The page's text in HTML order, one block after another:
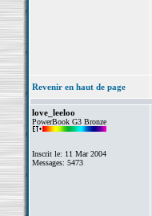
Revenir en haut de page
love_leeloo
PowerBook G3 Bronze
Inscrit le: 11 Mar 2004
Messages: 5473